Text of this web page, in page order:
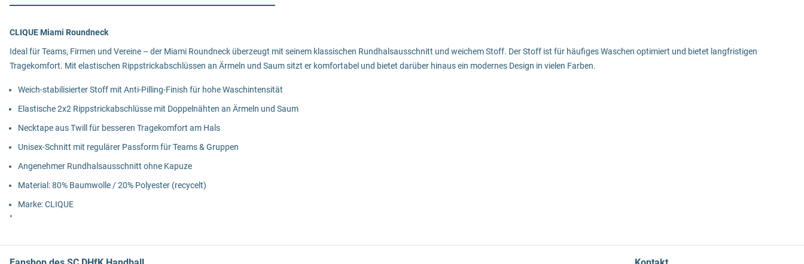
CLIQUE Miami Roundneck
Ideal für Teams, Firmen und Vereine – der Miami Roundneck überzeugt mit seinem klassischen Rundhalsausschnitt und weichem Stoff. Der Stoff ist für häufiges Waschen optimiert und bietet langfristigen
Tragekomfort. Mit elastischen Rippstrickabschlüssen an Ärmeln und Saum sitzt er komfortabel und bietet darüber hinaus ein modernes Design in vielen Farben.
Weich-stabilisierter Stoff mit Anti-Pilling-Finish für hohe Waschintensität
Elastische 2x2 Rippstrickabschlüsse mit Doppelnähten an Ärmeln und Saum
Necktape aus Twill für besseren Tragekomfort am Hals
Unisex-Schnitt mit regulärer Passform für Teams & Gruppen
Angenehmer Rundhalsausschnitt ohne Kapuze
Material: 80% Baumwolle / 20% Polyester (recycelt)
Marke: CLIQUE
"